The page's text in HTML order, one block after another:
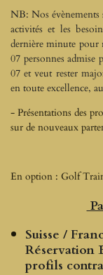
NB: Nos évènements
activités et les
dernière minute pour
07 personnes
07 et veut rester
en toute excellence,
- Présentations des
sur de nouveaux
En option : Golf
Suisse /
Réservation
profils